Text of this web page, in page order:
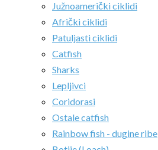
Južnoamerički ciklidi
Afrički ciklidi
Patuljasti ciklidi
Catfish
Sharks
Lepljivci
Coridorasi
Ostale catfish
Rainbow fish - dugine ribe